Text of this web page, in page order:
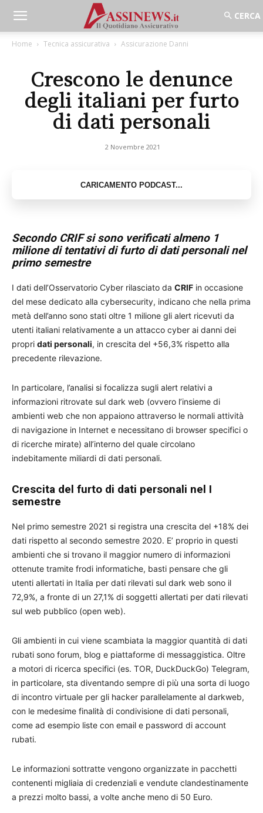
Home Tecnica assicurativa Assicurazione Danni
Crescono le denunce
degli italiani per furto
di dati personali
2 Novembre 2021
Secondo CRIF si sono verificati almeno 1
milione di tentativi di furto di dati personali nel
primo semestre
I dati dell’Osservatorio Cyber rilasciato da CRIF in occasione
del mese dedicato alla cybersecurity, indicano che nella prima
metà dell’anno sono stati oltre 1 milione gli alert ricevuti da
utenti italiani relativamente a un attacco cyber ai danni dei
propri dati personali, in crescita del +56,3% rispetto alla
precedente rilevazione.
In particolare, l’analisi si focalizza sugli alert relativi a
informazioni ritrovate sul dark web (ovvero l’insieme di
ambienti web che non appaiono attraverso le normali attività
di navigazione in Internet e necessitano di browser specifici o
di ricerche mirate) all’interno del quale circolano
indebitamente miliardi di dati personali.
Crescita del furto di dati personali nel I
semestre
Nel primo semestre 2021 si registra una crescita del +18% dei
dati rispetto al secondo semestre 2020. E’ proprio in questi
ambienti che si trovano il maggior numero di informazioni
ottenute tramite frodi informatiche, basti pensare che gli
utenti allertati in Italia per dati rilevati sul dark web sono il
72,9%, a fronte di un 27,1% di soggetti allertati per dati rilevati
sul web pubblico (open web).
Gli ambienti in cui viene scambiata la maggior quantità di dati
rubati sono forum, blog e piattaforme di messaggistica. Oltre
a motori di ricerca specifici (es. TOR, DuckDuckGo) Telegram,
in particolare, sta diventando sempre di più una sorta di luogo
di incontro virtuale per gli hacker parallelamente al darkweb,
con le medesime finalità di condivisione di dati personali,
come ad esempio liste con email e password di account
rubati.
Le informazioni sottratte vengono organizzate in pacchetti
contenenti migliaia di credenziali e vendute clandestinamente
a prezzi molto bassi, a volte anche meno di 50 Euro.